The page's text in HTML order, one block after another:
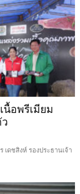
นื้อพรีเมียม
ดชสิงห์ รองประธานเจ้า